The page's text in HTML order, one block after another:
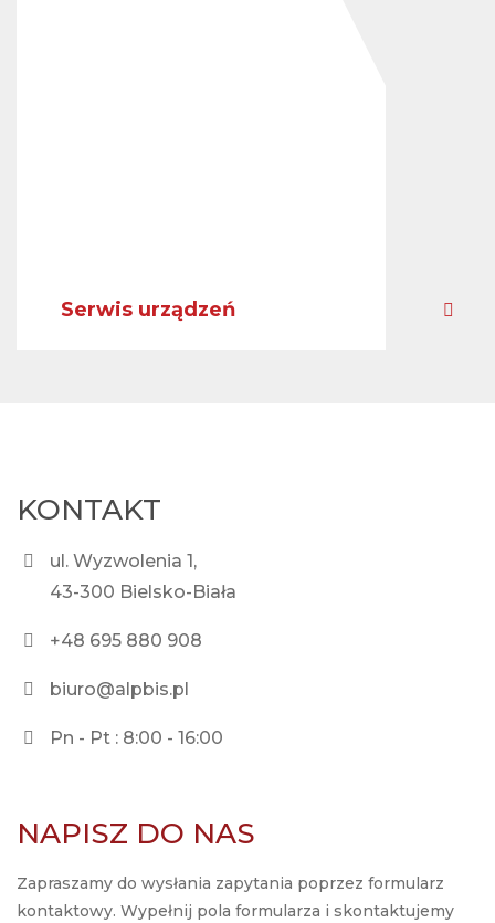
Serwis urządzeń
KONTAKT
ul. Wyzwolenia 1,
43-300 Bielsko-Biała
+48 695 880 908
biuro@alpbis.pl
Pn - Pt : 8:00 - 16:00
NAPISZ DO NAS
Zapraszamy do wysłania zapytania poprzez formularz
kontaktowy. Wypełnij pola formularza i skontaktujemy